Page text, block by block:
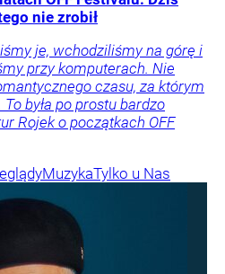
nie zrobił
je, wchodziliśmy na górę i
przy komputerach. Nie
czasu, za którym
była po prostu bardzo
Rojek o początkach OFF
MuzykaTylko u Nas